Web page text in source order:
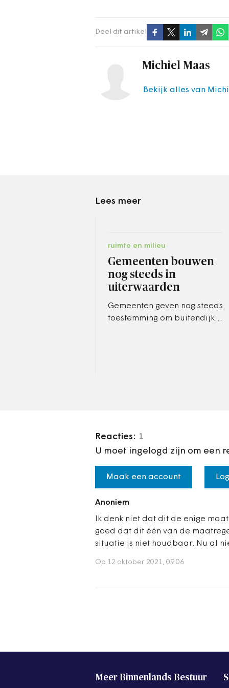
Deel dit artikel
Michiel Maas
Bekijk alles van
Lees meer
ruimte en milieu
Gemeenten bouwen
nog steeds in
uiterwaarden
Gemeenten geven nog steeds
toestemming om buitendijks,
Reacties: 1
U moet ingelogd zijn om een
Maak een account
Anoniem
Ik denk niet dat dit de enige
goed dat dit één van de
situatie is niet houdbaar. Nu al
Op 12 oktober 2021, 09:06
Meer Binnenlands Bestuur